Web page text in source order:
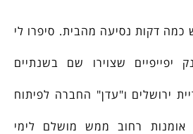
כמה דקות נסיעה מהבית. סיפרו לי
יפייפיים שצוירו שם בשנתיים
ירושלים ו"עדן" החברה לפיתוח
אומנות רחוב ממש מושלם לימי